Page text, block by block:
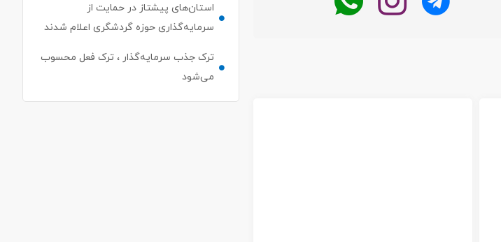
استان‌های پیشتاز در حمایت از
سرمایه‌گذاری حوزه گردشگری اعلام شدند
ترک جذب سرمایه‌گذار ، ترک فعل محسوب
می‌شود